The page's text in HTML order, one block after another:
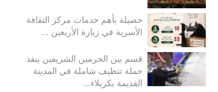
حصيلة بأهم خدمات مركز الثقافة
الأسرية في زيارة الأربعين ...
قسم بين الحرمين الشريفين ينفذ
حملة تنظيف شاملة في المدينة
القديمة بكربلاء...